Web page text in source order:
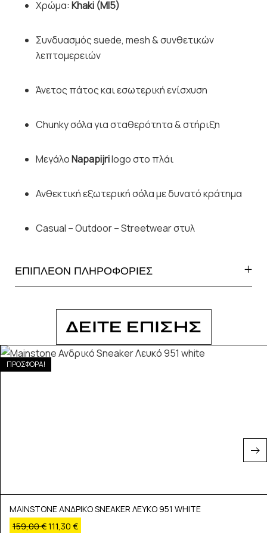
Χρώμα: Khaki (MI5)
Συνδυασμός suede, mesh & συνθετικών
λεπτομερειών
Άνετος πάτος και εσωτερική ενίσχυση
Chunky σόλα για σταθερότητα & στήριξη
ΜεγάλοNapapijrilogo στο πλάι
Ανθεκτική εξωτερική σόλα με δυνατό κράτημα
Casual – Outdoor – Streetwear στυλ
ΕΠΙΠΛΕΟΝ ΠΛΗΡΟΦΟΡΙΕΣ
ΔΕΙΤΕ ΕΠΙΣΗΣ
ΠΡΟΣΦΟΡΑ!
MAINSTONE ΑΝΔΡΙΚΟ SNEAKER ΛΕΥΚΟ 951 WHITE
159,00€111,30 €